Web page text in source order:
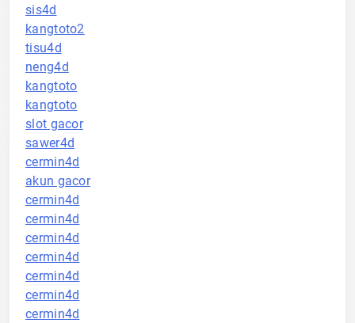
sis4d
kangtoto2
tisu4d
neng4d
kangtoto
kangtoto
slot gacor
sawer4d
cermin4d
akun gacor
cermin4d
cermin4d
cermin4d
cermin4d
cermin4d
cermin4d
cermin4d